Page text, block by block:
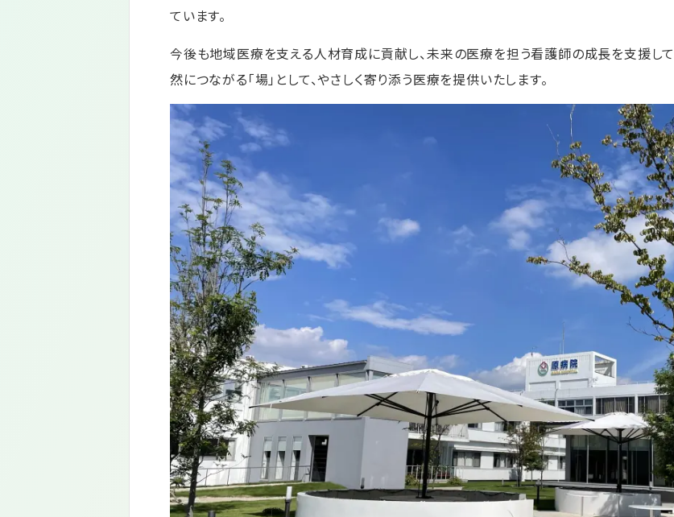
ています。
今後も地域医療を支える人材育成に貢献し、未来の医療を担う看護師の成長を支援して
然につながる「場」として、やさしく寄り添う医療を提供いたします。